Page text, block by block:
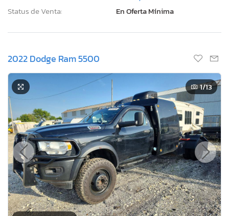
Status de Venta:
En Oferta Mínima
2022 Dodge Ram 5500
1/13